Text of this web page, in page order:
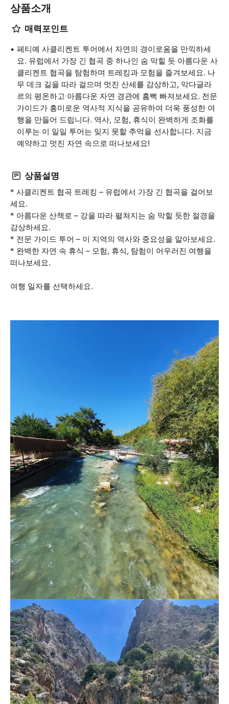
상품소개
매력포인트
페티예 사클리켄트 투어에서 자연의 경이로움을 만끽하세
요. 유럽에서 가장 긴 협곡 중 하나인 숨 막힐 듯 아름다운 사
클리켄트 협곡을 탐험하며 트레킹과 모험을 즐겨보세요. 나
무 데크 길을 따라 걸으며 멋진 산세를 감상하고, 악다글라
르의 평온하고 아름다운 자연 경관에 흠뻑 빠져보세요. 전문
가이드가 흥미로운 역사적 지식을 공유하여 더욱 풍성한 여
행을 만들어 드립니다. 역사, 모험, 휴식이 완벽하게 조화를
이루는 이 일일 투어는 잊지 못할 추억을 선사합니다. 지금
예약하고 멋진 자연 속으로 떠나보세요!
상품설명
* 사클리켄트 협곡 트레킹 – 유럽에서 가장 긴 협곡을 걸어보
세요.
* 아름다운 산책로 – 강을 따라 펼쳐지는 숨 막힐 듯한 절경을
감상하세요.
* 전문 가이드 투어 – 이 지역의 역사와 중요성을 알아보세요.
* 완벽한 자연 속 휴식 – 모험, 휴식, 탐험이 어우러진 여행을
떠나보세요.
여행 일자를 선택하세요.